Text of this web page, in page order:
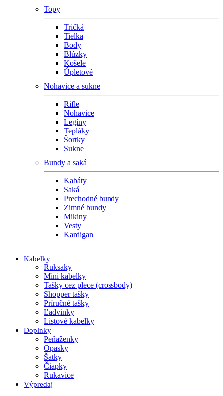
Topy
Tričká
Tielka
Body
Blúzky
Košele
Úpletové
Nohavice a sukne
Rifle
Nohavice
Legíny
Tepláky
Šortky
Sukne
Bundy a saká
Kabáty
Saká
Prechodné bundy
Zimné bundy
Mikiny
Vesty
Kardigan
Kabelky
Ruksaky
Mini kabelky
Tašky cez plece (crossbody)
Shopper tašky
Príručné tašky
Ľadvinky
Listové kabelky
Doplnky
Peňaženky
Opasky
Šatky
Čiapky
Rukavice
Výpredaj